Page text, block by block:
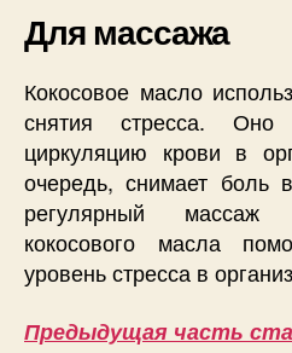
Для массажа
Кокосовое масло
снятия стресса. Оно
циркуляцию крови в
очередь, снимает
регулярный массаж
кокосового масла
уровень стресса в
Предыдущая часть